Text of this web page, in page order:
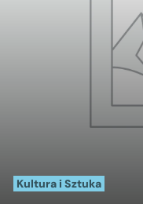
Kultura i Sztuka